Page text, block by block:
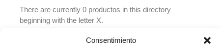
Consentimiento
There are currently 0 productos in this directory
beginning with the letter X.